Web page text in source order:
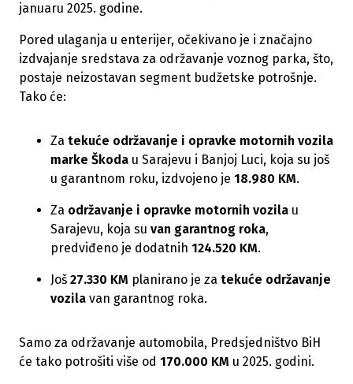
januaru 2025. godine.
Pored ulaganja u enterijer, očekivano je i značajno
izdvajanje sredstava za održavanje voznog parka, što,
postaje neizostavan segment budžetske potrošnje.
Tako će:
Za tekuće održavanje i opravke motornih vozila
marke Škoda u Sarajevu i Banjoj Luci, koja su još
u garantnom roku, izdvojeno je 18.980 KM.
Za održavanje i opravke motornih vozila u
Sarajevu, koja su van garantnog roka,
predviđeno je dodatnih 124.520 KM.
Još 27.330 KM planirano je za tekuće održavanje
vozila van garantnog roka.
Samo za održavanje automobila, Predsjedništvo BiH
će tako potrošiti više od 170.000 KM u 2025. godini.